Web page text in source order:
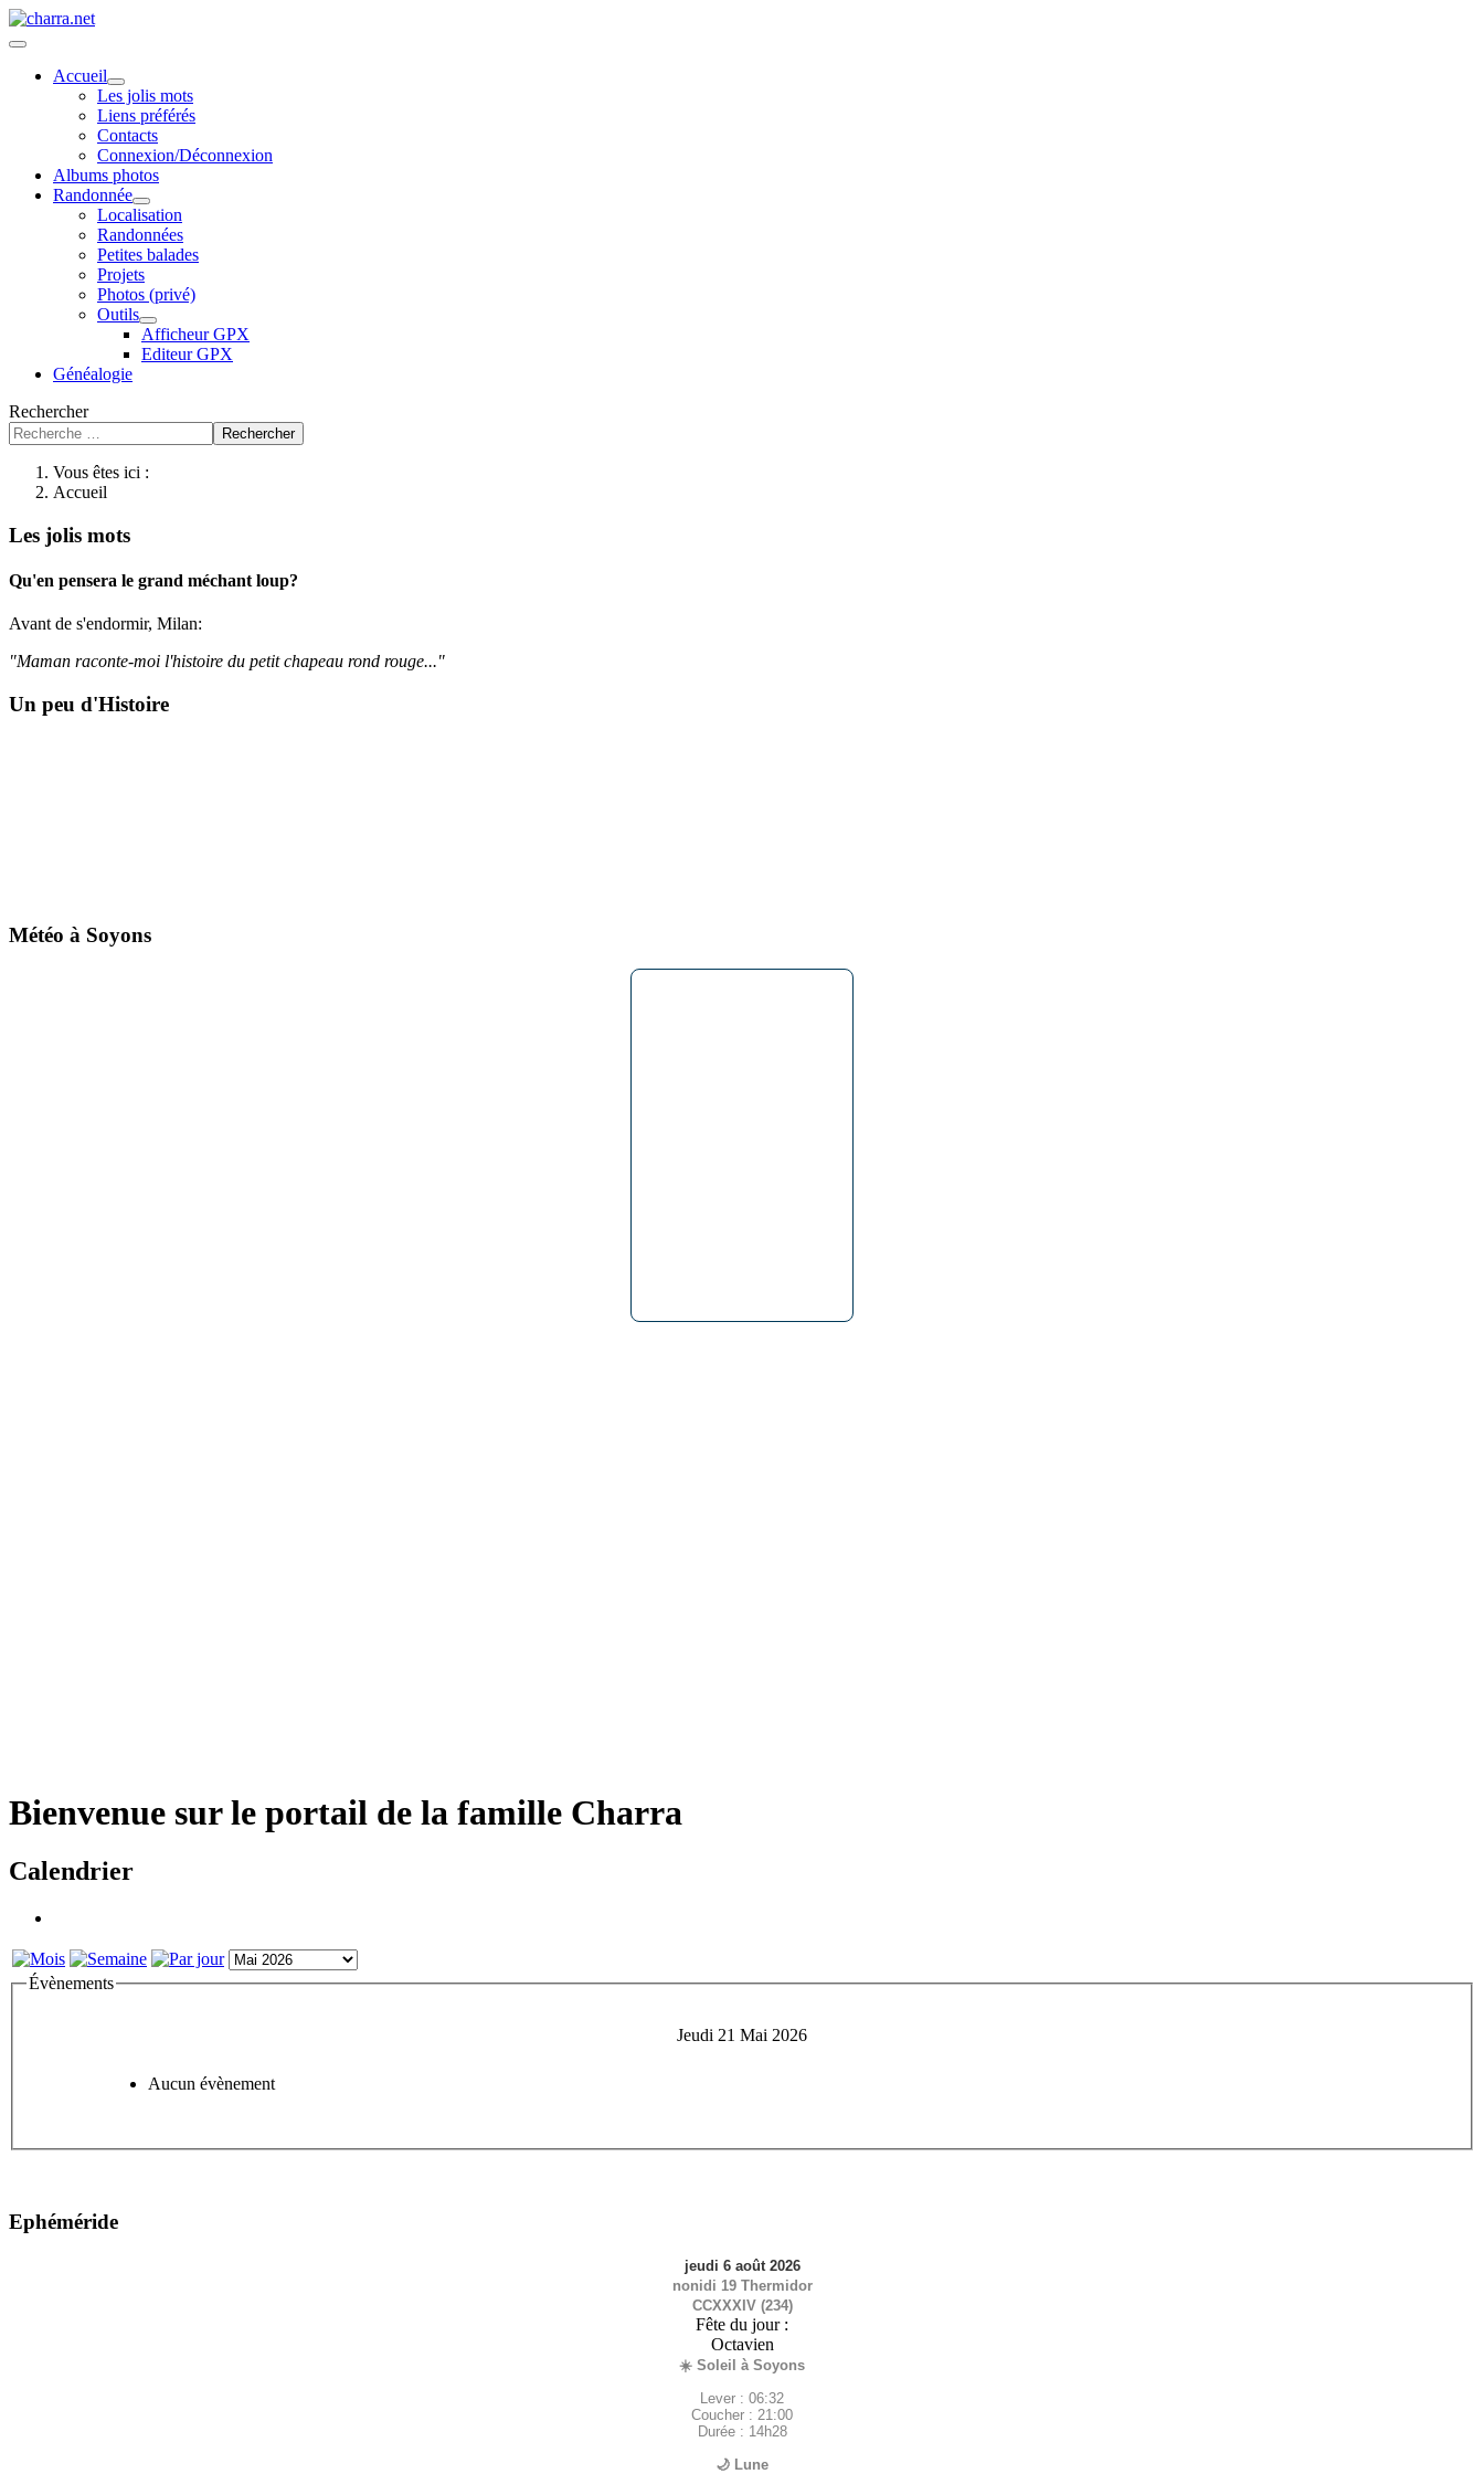
Accueil
Les jolis mots
Liens préférés
Contacts
Connexion/Déconnexion
Albums photos
Randonnée
Localisation
Randonnées
Petites balades
Projets
Photos (privé)
Outils
Afficheur GPX
Editeur GPX
Généalogie
Rechercher
Rechercher
Vous êtes ici :
Accueil
Les jolis mots
Qu'en pensera le grand méchant loup?
Avant de s'endormir, Milan:
"Maman raconte-moi l'histoire du petit chapeau rond rouge..."
Un peu d'Histoire
Météo à Soyons
Bienvenue sur le portail de la famille Charra
Calendrier
Évènements
Jeudi 21 Mai 2026
Aucun évènement
Ephéméride
jeudi 6 août 2026
nonidi 19 Thermidor
CCXXXIV (234)
Fête du jour :
Octavien
☀️ Soleil à Soyons
Lever : 06:32
Coucher : 21:00
Durée : 14h28
🌙 Lune